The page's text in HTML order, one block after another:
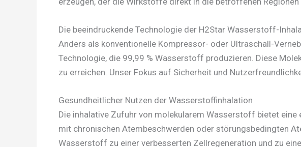
Die beeindruckende Technologie der H2Star Wasserstoff-
Anders als konventionelle Kompressor- oder Ultraschall-
Technologie, die 99,99 % Wasserstoff produzieren. Diese
zu erreichen. Unser Fokus auf Sicherheit und
Gesundheitlicher Nutzen der Wasserstoffinhalation
Die inhalative Zufuhr von molekularem Wasserstoff bietet
mit chronischen Atembeschwerden oder störungsbedingten
Wasserstoff zu einer verbesserten Zellregeneration und zu